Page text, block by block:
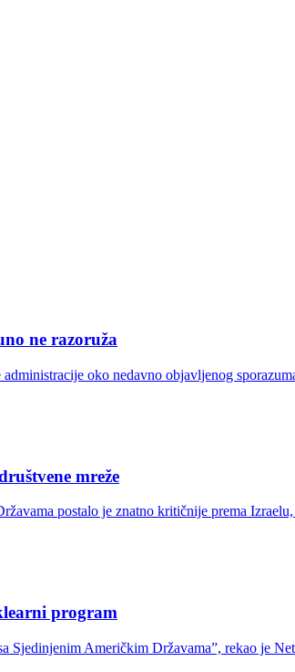
ne razoruža
oko nedavno objavljenog
mreže
postalo je znatno kritičnije prema
program
Američkim Državama”, rekao je